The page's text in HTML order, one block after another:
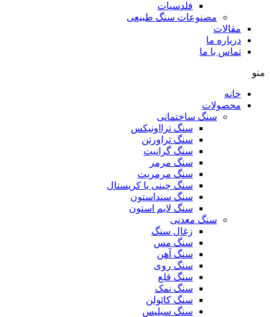
فلدسپات
مصنوعات سنگ طبیعی
مقالات
درباره ما
تماس با ما
منو
خانه
محصولات
سنگ ساختمانی
سنگ ترااونیکس
سنگ تراورتن
سنگ گرانیت
سنگ مرمر
سنگ مرمریت
سنگ چینی یا کریستال
سنگ سنداستون
سنگ لایم استون
سنگ معدنی
زغال سنگ
سنگ مس
سنگ آهن
سنگ روی
سنگ قلع
سنگ نمک
سنگ کائولن
سنگ سیلیس